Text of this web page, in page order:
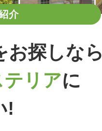
介
お探しなら
リアに
!